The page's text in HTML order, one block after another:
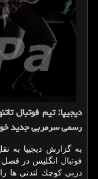
دیجیپا: تیم فوتبال
رسمی سرمربی جدید
به گزارش دیجیپا به
فوتبال انگلیس در فصل
دربی كوچك لندنی ها